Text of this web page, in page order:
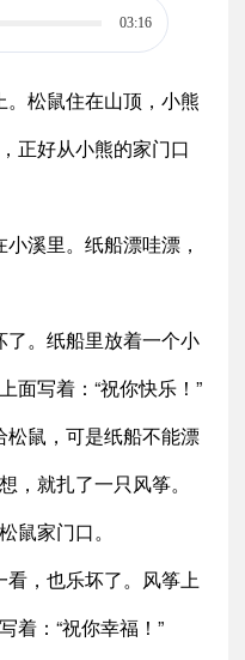
03:16
松鼠住在山顶，小熊
正好从小熊的家门口
溪里。纸船漂哇漂，
。纸船里放着一个小
面写着：“祝你快乐！”
鼠，可是纸船不能漂
，就扎了一只风筝。
鼠家门口。
，也乐坏了。风筝上
着：“祝你幸福！”